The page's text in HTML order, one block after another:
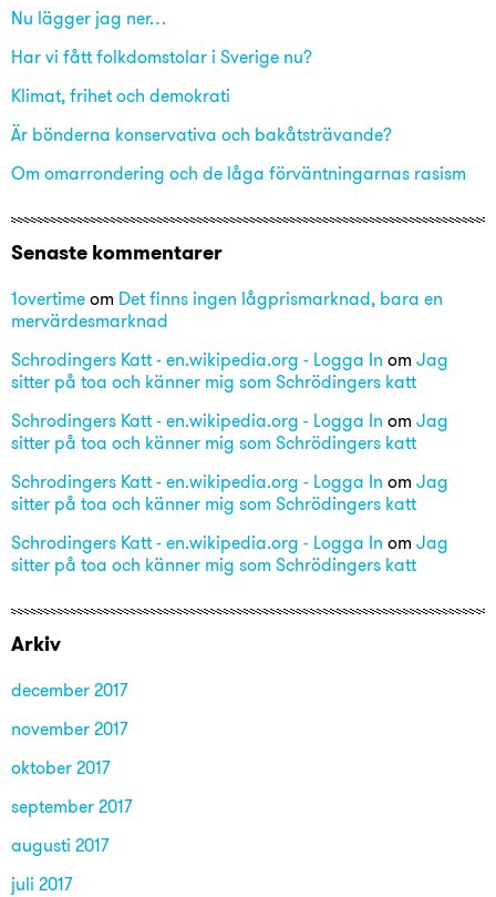
Nu lägger jag ner…
Har vi fått folkdomstolar i Sverige nu?
Klimat, frihet och demokrati
Är bönderna konservativa och bakåtsträvande?
Om omarrondering och de låga förväntningarnas rasism
Senaste kommentarer
1overtime om Det finns ingen lågprismarknad, bara en
mervärdesmarknad
Schrodingers Katt - en.wikipedia.org - Logga In om Jag
sitter på toa och känner mig som Schrödingers katt
Schrodingers Katt - en.wikipedia.org - Logga In om Jag
sitter på toa och känner mig som Schrödingers katt
Schrodingers Katt - en.wikipedia.org - Logga In om Jag
sitter på toa och känner mig som Schrödingers katt
Schrodingers Katt - en.wikipedia.org - Logga In om Jag
sitter på toa och känner mig som Schrödingers katt
Arkiv
december 2017
november 2017
oktober 2017
september 2017
augusti 2017
juli 2017